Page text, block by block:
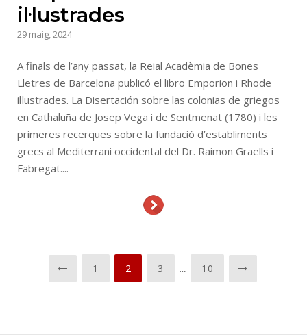
il·lustrades
29 maig, 2024
A finals de l’any passat, la Reial Acadèmia de Bones
Lletres de Barcelona publicó el libro Emporion i Rhode
il·lustrades. La Disertación sobre las colonias de griegos
en Cathaluña de Josep Vega i de Sentmenat (1780) i les
primeres recerques sobre la fundació d’establiments
grecs al Mediterrani occidental del Dr. Raimon Graells i
Fabregat....
Paginació
1 2 3 … 10